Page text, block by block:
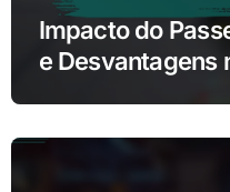
Impacto do
e Desvantagens